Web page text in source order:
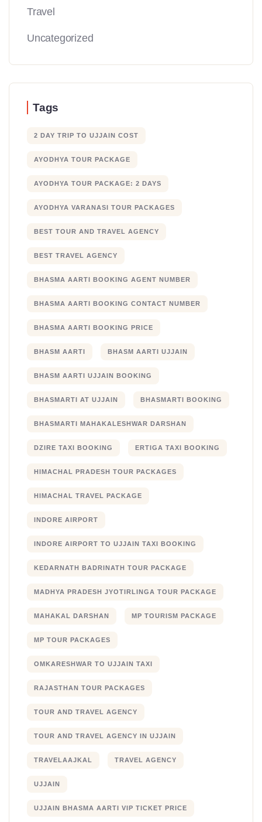
Travel
Uncategorized
Tags
2 DAY TRIP TO UJJAIN COST
AYODHYA TOUR PACKAGE
AYODHYA TOUR PACKAGE: 2 DAYS
AYODHYA VARANASI TOUR PACKAGES
BEST TOUR AND TRAVEL AGENCY
BEST TRAVEL AGENCY
BHASMA AARTI BOOKING AGENT NUMBER
BHASMA AARTI BOOKING CONTACT NUMBER
BHASMA AARTI BOOKING PRICE
BHASM AARTI BHASM AARTI UJJAIN
BHASM AARTI UJJAIN BOOKING
BHASMARTI AT UJJAIN BHASMARTI BOOKING
BHASMARTI MAHAKALESHWAR DARSHAN
DZIRE TAXI BOOKING ERTIGA TAXI BOOKING
HIMACHAL PRADESH TOUR PACKAGES
HIMACHAL TRAVEL PACKAGE
INDORE AIRPORT
INDORE AIRPORT TO UJJAIN TAXI BOOKING
KEDARNATH BADRINATH TOUR PACKAGE
MADHYA PRADESH JYOTIRLINGA TOUR PACKAGE
MAHAKAL DARSHAN MP TOURISM PACKAGE
MP TOUR PACKAGES
OMKARESHWAR TO UJJAIN TAXI
RAJASTHAN TOUR PACKAGES
TOUR AND TRAVEL AGENCY
TOUR AND TRAVEL AGENCY IN UJJAIN
TRAVELAAJKAL TRAVEL AGENCY
UJJAIN
UJJAIN BHASMA AARTI VIP TICKET PRICE